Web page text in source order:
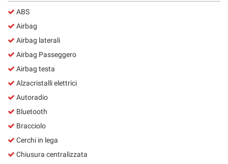
ABS
Airbag
Airbag laterali
Airbag Passeggero
Airbag testa
Alzacristalli elettrici
Autoradio
Bluetooth
Bracciolo
Cerchi in lega
Chiusura centralizzata